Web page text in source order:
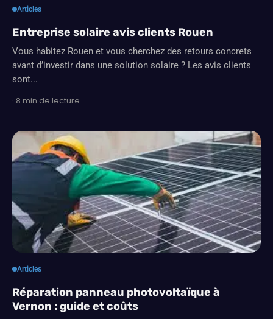
Articles
Entreprise solaire avis clients Rouen
Vous habitez Rouen et vous cherchez des retours concrets
avant d’investir dans une solution solaire ? Les avis clients
sont...
· 8 min de lecture
Articles
Réparation panneau photovoltaïque à
Vernon : guide et coûts